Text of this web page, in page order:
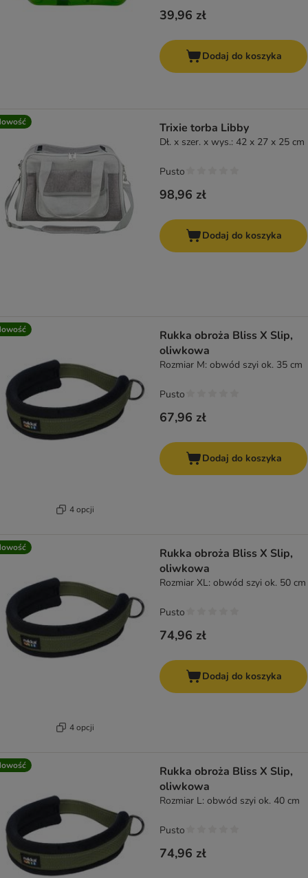
39,96 zł
Dodaj do koszyka
Trixie torba Libby
Dł. x szer. x wys.: 42 x 27 x 25 cm
98,96 zł
Pusto
Dodaj do koszyka
4 opcji
Rukka obroża Bliss X Slip,
oliwkowa
Rozmiar M: obwód szyi ok. 35 cm
67,96 zł
Pusto
Dodaj do koszyka
4 opcji
Rukka obroża Bliss X Slip,
oliwkowa
Rozmiar XL: obwód szyi ok. 50 cm
74,96 zł
Pusto
Dodaj do koszyka
Rukka obroża Bliss X Slip,
oliwkowa
Rozmiar L: obwód szyi ok. 40 cm
74,96 zł
Pusto